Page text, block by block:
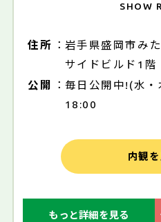
SHOW
住所
岩手県盛岡市み
サイドビルド1階
公開
毎日公開中!(水
18:00
内観
もっと詳細を見る